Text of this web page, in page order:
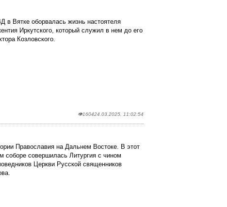
в Вятке оборвалась жизнь настоятеля
Иркутского, который служил в нем до его
Козловского.
👁160424.03.2025, 11:02:54
Православия на Дальнем Востоке. В этот
совершилась Литургия с чином
Церкви Русской священников